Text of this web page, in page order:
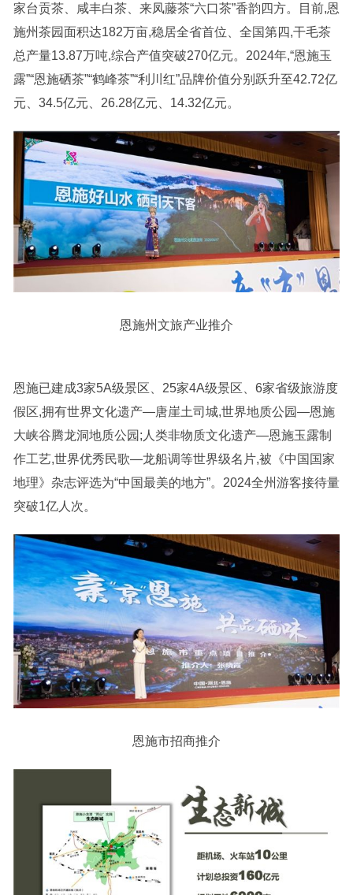
家台贡茶、咸丰白茶、来凤藤茶“六口茶”香韵四方。目前,恩
施州茶园面积达182万亩,稳居全省首位、全国第四,干毛茶
总产量13.87万吨,综合产值突破270亿元。2024年,“恩施玉
露”“恩施硒茶”“鹤峰茶”“利川红”品牌价值分别跃升至42.72亿
元、34.5亿元、26.28亿元、14.32亿元。
恩施州文旅产业推介
恩施已建成3家5A级景区、25家4A级景区、6家省级旅游度
假区,拥有世界文化遗产—唐崖土司城,世界地质公园—恩施
大峡谷腾龙洞地质公园;人类非物质文化遗产—恩施玉露制
作工艺,世界优秀民歌—龙船调等世界级名片,被《中国国家
地理》杂志评选为“中国最美的地方”。2024全州游客接待量
突破1亿人次。
恩施市招商推介